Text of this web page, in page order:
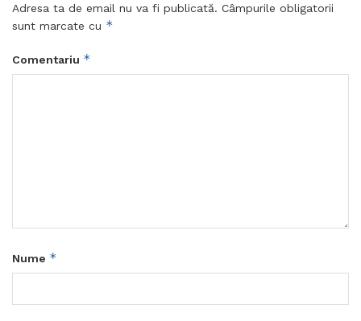
Adresa ta de email nu va fi publicată. Câmpurile obligatorii
sunt marcate cu *
Comentariu *
Nume *